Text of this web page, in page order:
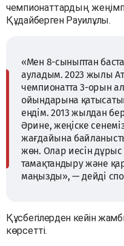
чемпионаттардың
Құдайберген Рауилұлы.
«Мен 8-сыныптан
ауладым. 2023 жылы
чемпионатта 3-орын
ойындарына
ендім. 2013 жылдан
Әрине, жеңіске
жағдайына
жөн. Олар иесін дұрыс
тамақтандыру және
маңызды», — дейді
Құсбегілерден кейін
көрсетті.